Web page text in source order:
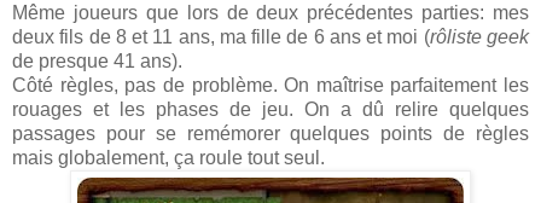
Même joueurs que lors de deux précédentes parties: mes
deux fils de 8 et 11 ans, ma fille de 6 ans et moi (rôliste geek
de presque 41 ans).
Côté règles, pas de problème. On maîtrise parfaitement les
rouages et les phases de jeu. On a dû relire quelques
passages pour se remémorer quelques points de règles
mais globalement, ça roule tout seul.